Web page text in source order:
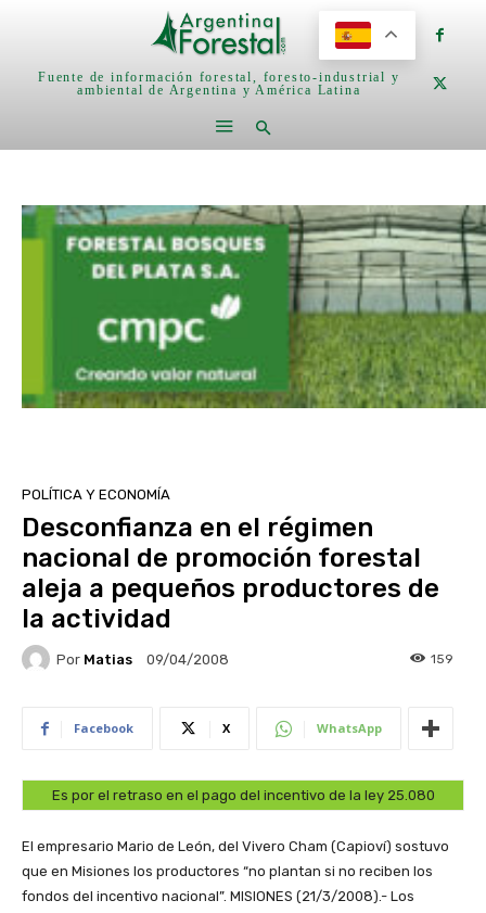
Fuente de información forestal, foresto-industrial y
ambiental de Argentina y América Latina
POLÍTICA Y ECONOMÍA
Desconfianza en el régimen
nacional de promoción forestal
aleja a pequeños productores de
la actividad
Por Matias 09/04/2008 159
Facebook X WhatsApp
Es por el retraso en el pago del incentivo de la ley 25.080
El empresario Mario de León, del Vivero Cham (Capioví) sostuvo
que en Misiones los productores “no plantan si no reciben los
fondos del incentivo nacional”. MISIONES (21/3/2008).- Los